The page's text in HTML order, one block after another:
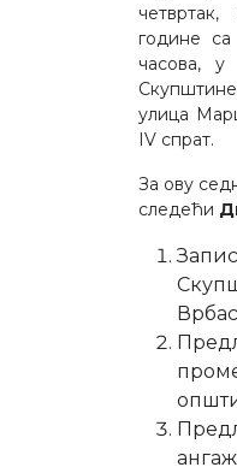
године
часова,
улицa
IV спрат.
За ову
следећи
Врбас